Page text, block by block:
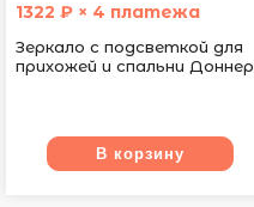
1322 ₽ × 4 платежа
Зеркало с подсветкой для
прихожей и спальни Доннер
В корзину